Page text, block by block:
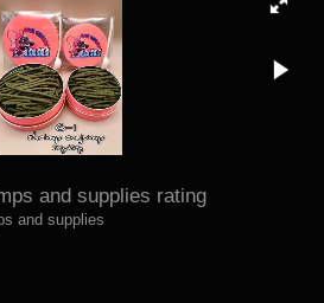
and supplies rating
and supplies